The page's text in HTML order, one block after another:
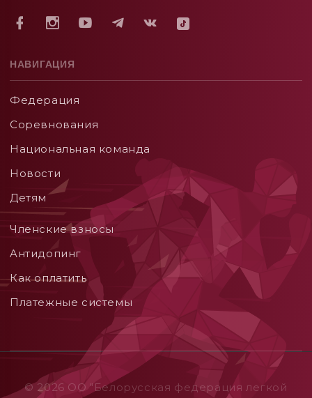
НАВИГАЦИЯ
Федерация
Соревнования
Национальная команда
Новости
Детям
Членские взносы
Aнтидопинг
Как оплатить
Платежные системы
© 2026 ОO "Белорусская федерация легкой